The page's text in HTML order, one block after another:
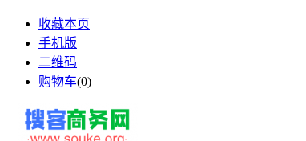
收藏本页
手机版
二维码
购物车(0)